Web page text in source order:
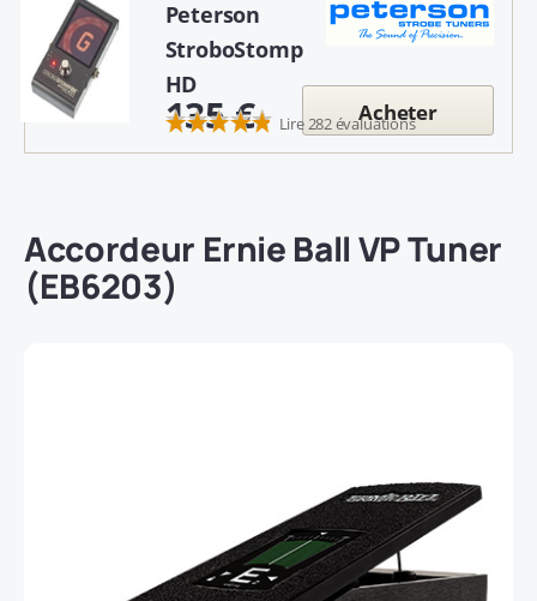
Peterson
StroboStomp
HD
Lire 282 évaluations
135 € Acheter
Accordeur Ernie Ball VP Tuner
(EB6203)